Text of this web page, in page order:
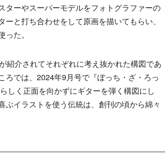
ターやスーパーモデルをフォトグラファーの
と打ち合わせをして原画を描いてもらい、
た。
介されてそれぞれに考え抜かれた構図であ
ろでは、2024年9月号で『ぼっち・ざ・ろっ
しく正面を向かずにギターを弾く構図にし
イラストを使う伝統は、創刊の頃から綿々